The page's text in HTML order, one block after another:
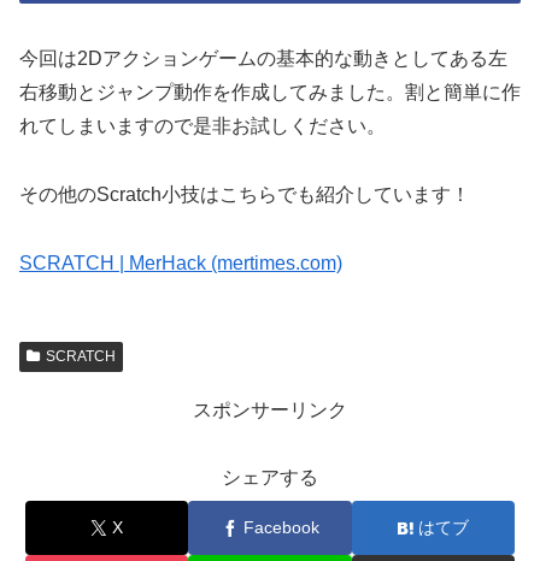
今回は2Dアクションゲームの基本的な動きとしてある左
右移動とジャンプ動作を作成してみました。割と簡単に作
れてしまいますので是非お試しください。
その他のScratch小技はこちらでも紹介しています！
SCRATCH | MerHack (mertimes.com)
SCRATCH
スポンサーリンク
シェアする
X Facebook はてブ